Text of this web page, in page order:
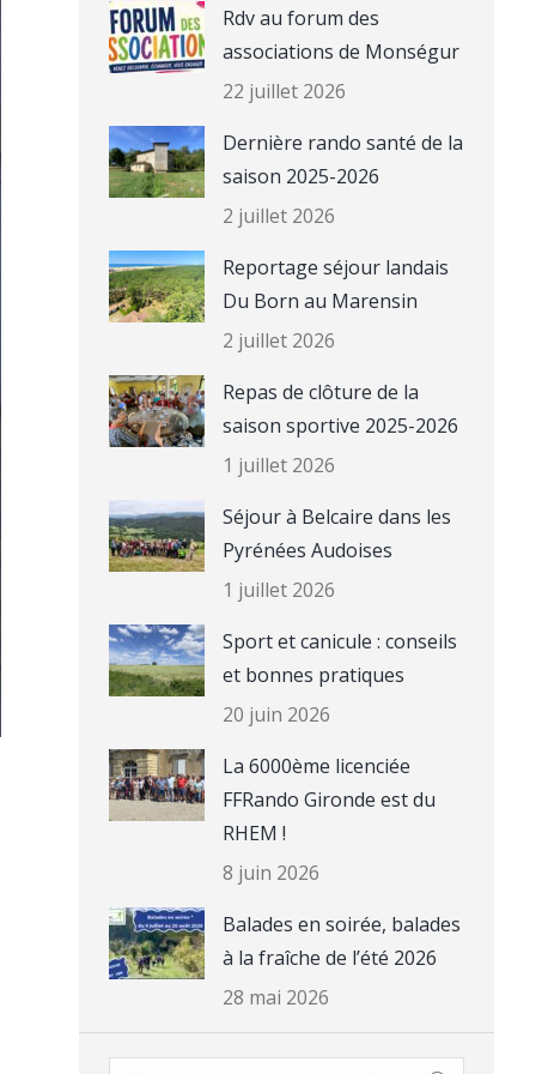
Rdv au forum des
associations de Monségur
22 juillet 2026
Dernière rando santé de la
saison 2025-2026
2 juillet 2026
Reportage séjour landais
Du Born au Marensin
2 juillet 2026
Repas de clôture de la
saison sportive 2025-2026
1 juillet 2026
Séjour à Belcaire dans les
Pyrénées Audoises
1 juillet 2026
Sport et canicule : conseils
et bonnes pratiques
20 juin 2026
La 6000ème licenciée
FFRando Gironde est du
RHEM !
8 juin 2026
Balades en soirée, balades
à la fraîche de l’été 2026
28 mai 2026